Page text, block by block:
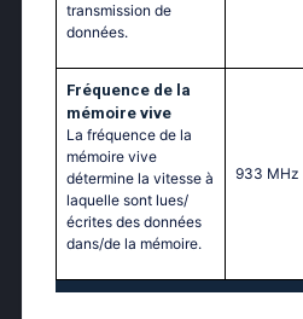
transmission de
données.
Fréquence de la
mémoire vive
La fréquence de la
mémoire vive
détermine la vitesse à
laquelle sont lues/
écrites des données
dans/de la mémoire.
933 MHz